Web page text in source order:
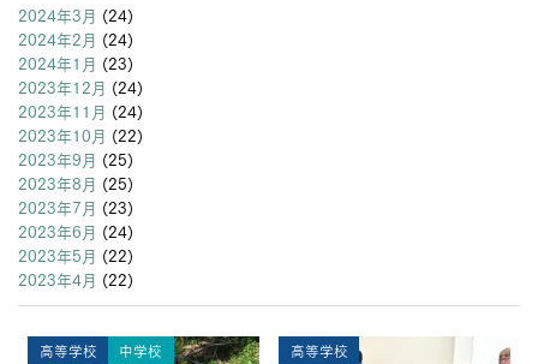
2024年3月 (24)
2024年2月 (24)
2024年1月 (23)
2023年12月 (24)
2023年11月 (24)
2023年10月 (22)
2023年9月 (25)
2023年8月 (25)
2023年7月 (23)
2023年6月 (24)
2023年5月 (22)
2023年4月 (22)
高等学校 中学校 高等学校